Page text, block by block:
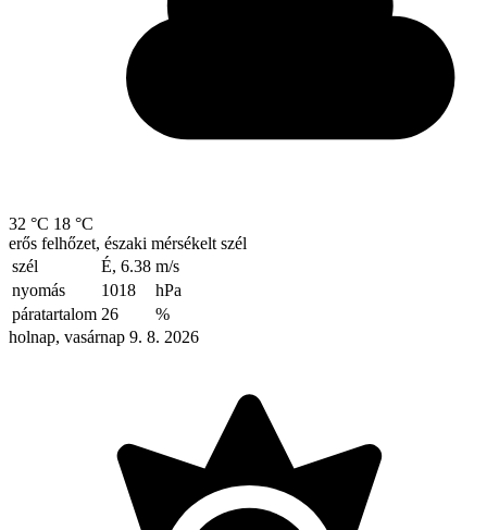
32 °C 18 °C
erős felhőzet, északi mérsékelt szél
szél
É, 6.38 m/s
nyomás
1018
hPa
páratartalom 26
%
holnap, vasárnap 9. 8. 2026